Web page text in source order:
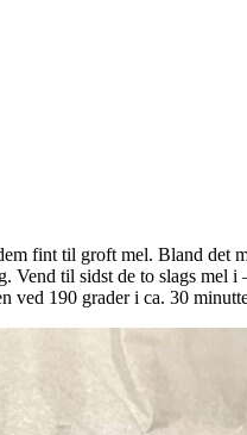
fint til groft mel. Bland det
Vend til sidst de to slags
ved 190 grader i ca. 30